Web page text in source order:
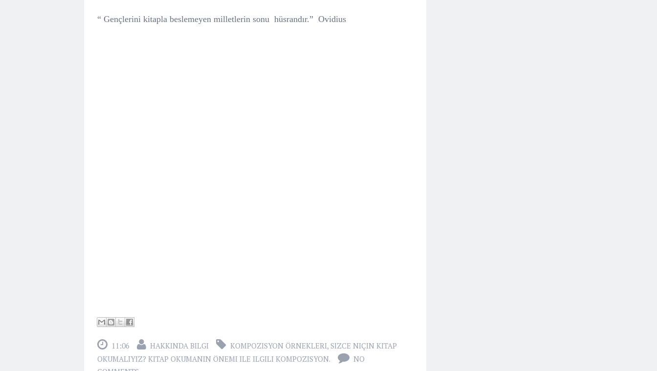
“ Gençlerini kitapla beslemeyen milletlerin sonu hüsrandır.” Ovidius
11:06 HAKKINDA BILGI KOMPOZISYON ÖRNEKLERI, SIZCE NIÇIN KITAP
OKUMALIYIZ? KITAP OKUMANIN ÖNEMI ILE ILGILI KOMPOZISYON.
NO